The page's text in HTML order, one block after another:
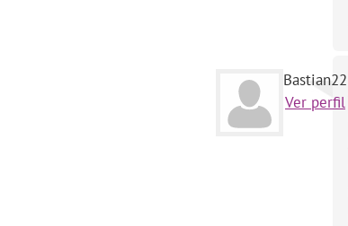
Bastian22
Ver perfil